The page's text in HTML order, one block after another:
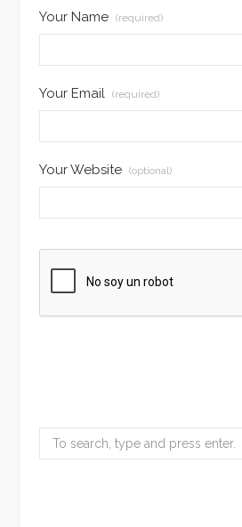
Your Name (required)
Your Email (required)
Your Website (optional)
Search
for: